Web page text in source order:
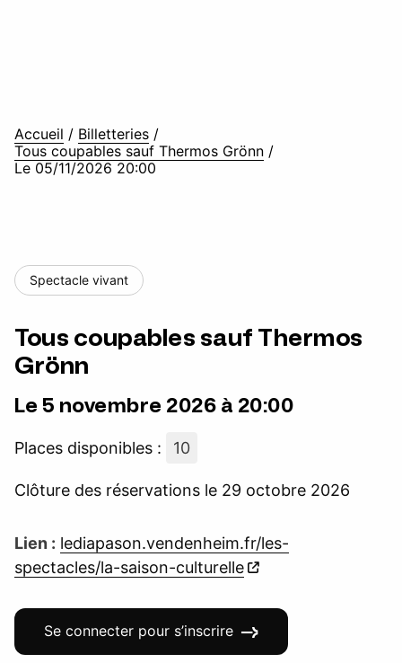
Accueil / Billetteries /
Tous coupables sauf Thermos Grönn /
Le 05/11/2026 20:00
Spectacle vivant
Tous coupables sauf Thermos
Grönn
Le 5 novembre 2026 à 20:00
Places disponibles : 10
Clôture des réservations le 29 octobre 2026
Lien : lediapason.vendenheim.fr/les-
spectacles/la-saison-culturelle
Se connecter pour s’inscrire